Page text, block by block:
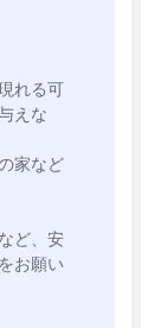
れる可
えな
家など
ど、安
お願い